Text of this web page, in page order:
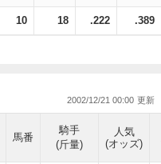
10 18 .222 .389
2002/12/21 00:00
馬番
騎手
(斤量)
人気
(オッズ)